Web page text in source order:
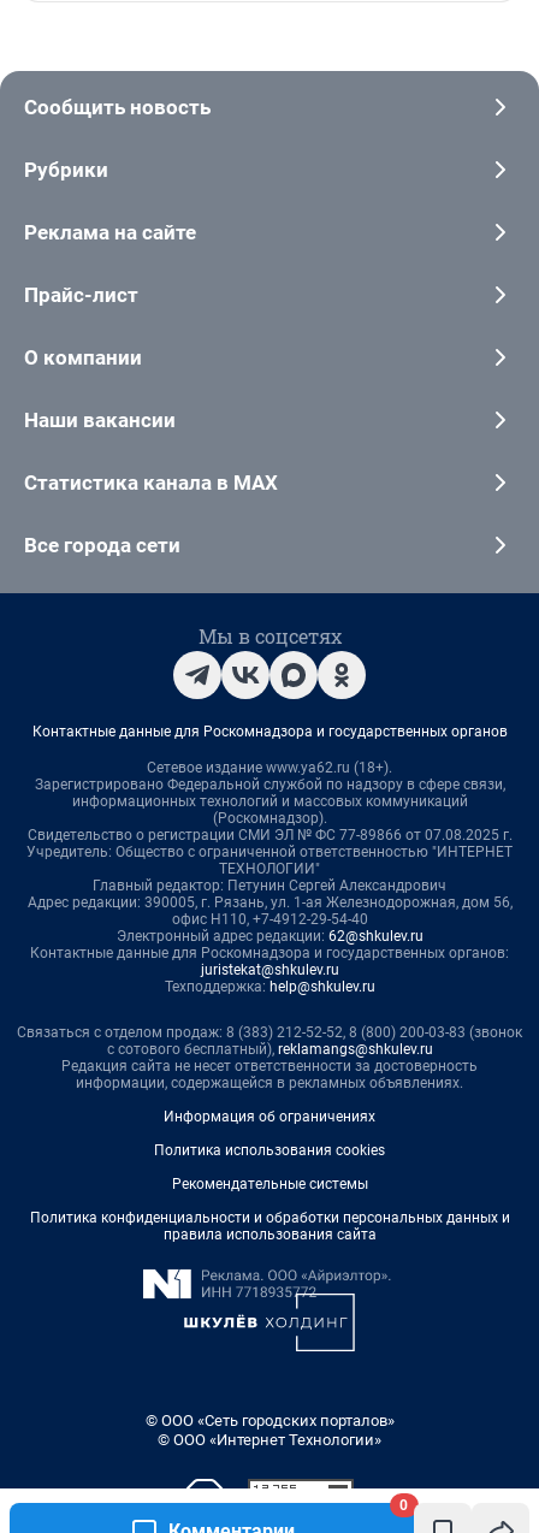
0
Сообщить новость
Рубрики
Реклама на сайте
Прайс-лист
О компании
Наши вакансии
Статистика канала в MAX
Все города сети
Мы в соцсетях
Контактные данные для Роскомнадзора и государственных органов
Сетевое издание www.ya62.ru (18+).
Зарегистрировано Федеральной службой по надзору в сфере связи,
информационных технологий и массовых коммуникаций
(Роскомнадзор).
Свидетельство о регистрации СМИ ЭЛ № ФС 77-89866 от 07.08.2025 г.
Учредитель: Общество с ограниченной ответственностью "ИНТЕРНЕТ
ТЕХНОЛОГИИ"
Главный редактор: Петунин Сергей Александрович
Адрес редакции: 390005, г. Рязань, ул. 1-ая Железнодорожная, дом 56,
офис Н110, +7-4912-29-54-40
Электронный адрес редакции: 62@shkulev.ru
Контактные данные для Роскомнадзора и государственных органов:
juristekat@shkulev.ru
Техподдержка: help@shkulev.ru
Связаться с отделом продаж: 8 (383) 212-52-52, 8 (800) 200-03-83 (звонок
с сотового бесплатный), reklamangs@shkulev.ru
Редакция сайта не несет ответственности за достоверность
информации, содержащейся в рекламных объявлениях.
Информация об ограничениях
Политика использования cookies
Рекомендательные системы
Политика конфиденциальности и обработки персональных данных и
правила использования сайта
© ООО «Сеть городских порталов»
© ООО «Интернет Технологии»